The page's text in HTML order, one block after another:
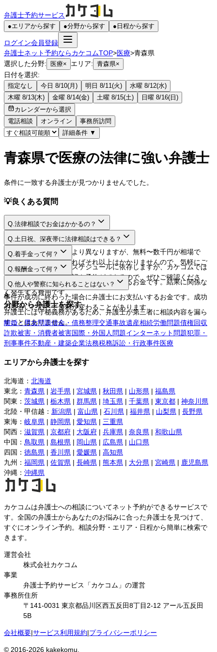
弁護士予約サービス
●エリアから探す ●分野から探す ● 日程から探す
ログイン会員登録
弁護士ネット予約ならカケコムTOP>医療>青森県
選択した分野:
医療× エリア: 青森県×
日付を選択:
指定なし 今日 8/10(月) 明日 8/11(火)
水曜 8/12(水)
木曜 8/13(木)
金曜 8/14(金) 土曜 8/15(土)
日曜 8/16(日)
カレンダーから選択
電話相談
オンライン
事務所訪問
詳細条件 ▼
青森県で医療の法律に強い弁護士
条件に一致する弁護士が見つかりませんでした。
💡良くある質問
Q.法律相談でお金はかかるの？
A.
法律相談料は弁護士により異なりますが、無料〜数千円が相場で
す。相談するだけであればそれ以上はかかりませんので、気軽にご
利用してください。
Q.土日祝、深夜帯に法律相談はできる？
A.
日程や時間は弁護士のスケジュールに依存しますが、カケコムでは
ネットから空き枠の確認や予約ができるので、ぜひご確認くださ
い。
Q.着手金って何？
A.
弁護士に事件を依頼する際にお支払いするお金です。結果に関係な
く発生する費用です。
Q.報酬金って何？
A.
事件が成功に終わった場合に弁護士にお支払いするお金です。成功
の度合いに応じて金額が変わることがあります。
Q.他人や警察に知られることはない？
A.
弁護士には守秘義務があるため、弁護士が第三者に相談内容を漏ら
すことはありません。
分野から弁護士を探す
離婚・男女問題借金・債務整理交通事故遺産相続労働問題債権回収
詐欺被害・消費者被害国際・外国人問題インターネット問題犯罪・
刑事事件不動産・建築企業法務税務訴訟・行政事件医療
エリアから弁護士を探す
北海道 ： 北海道
東北 ： 青森県 | 岩手県 | 宮城県 | 秋田県 | 山形県 | 福島県
関東 ： 茨城県 | 栃木県 | 群馬県 | 埼玉県 | 千葉県 | 東京都 | 神奈川県
北陸・甲信越 ： 新潟県 | 富山県 | 石川県 | 福井県 | 山梨県 | 長野県
東海 ： 岐阜県 | 静岡県 | 愛知県 | 三重県
関西 ： 滋賀県 | 京都府 | 大阪府 | 兵庫県 | 奈良県 | 和歌山県
中国 ： 鳥取県 | 島根県 | 岡山県 | 広島県 | 山口県
四国 ： 徳島県 | 香川県 | 愛媛県 | 高知県
九州 ： 福岡県 | 佐賀県 | 長崎県 | 熊本県 | 大分県 | 宮崎県 | 鹿児島県
沖縄 ： 沖縄県
カケコムは弁護士への相談についてネット予約ができるサービスで
す。全国の弁護士からあなたのお悩みに合った弁護士を見つけて、
すぐにオンライン予約。相談分野・エリア・日程から簡単に検索で
きます。
運営会社
株式会社カケコム
事業
弁護士予約サービス「カケコム」の運営
事務所住所
〒141-0031 東京都品川区西五反田8丁目2-12 アール五反田
5B
会社概要|サービス利用規約|プライバシーポリシー
© 2016-2026 kakekomu.